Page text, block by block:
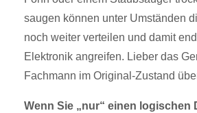
saugen können unter Umständen
noch weiter verteilen und damit
Elektronik angreifen. Lieber das
Fachmann im Original-Zustand
Wenn Sie „nur“ einen logischen